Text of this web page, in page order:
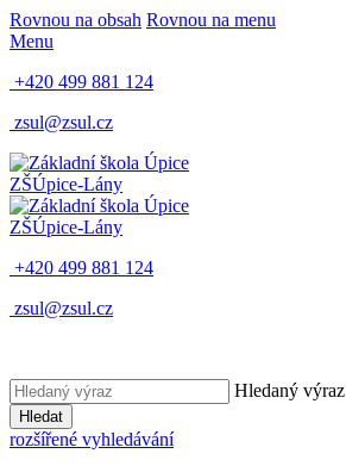
Rovnou na obsah Rovnou na menu
Menu
+420 499 881 124
zsul@zsul.cz
ZŠÚpice-Lány
ZŠÚpice-Lány
+420 499 881 124
zsul@zsul.cz
Hledaný výraz
Hledat
rozšířené vyhledávání